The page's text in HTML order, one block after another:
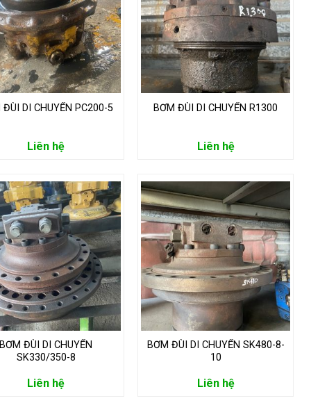
ĐÙI DI CHUYỂN PC200-5
Liên hệ
BƠM ĐÙI DI CHUYỂN R1300
Liên hệ
BƠM ĐÙI DI CHUYỂN
SK330/350-8
Liên hệ
BƠM ĐÙI DI CHUYỂN SK480-8-
10
Liên hệ